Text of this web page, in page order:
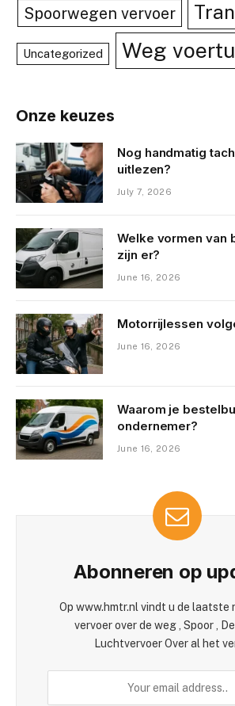
Spoorwegen vervoer
Uncategorized Weg
Onze keuzes
Nog handmatig
uitlezen?
July 7, 2026
Welke vormen van
zijn er?
June 16, 2026
Motorrijlessen
June 16, 2026
Waarom je
ondernemer?
June 16, 2026
Abonneren op
Op www.hmtr.nl vindt u de laatste
vervoer over de weg , Spoor ,
Luchtvervoer Over al het